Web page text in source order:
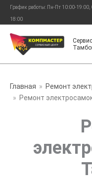
Перейти
содержимому
График работы: Пн-Пт 10:00-19:00,
18:00
Главная
Ремонт
Ремонт